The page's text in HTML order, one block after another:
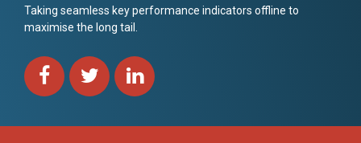
Taking seamless key performance indicators offline to
maximise the long tail.